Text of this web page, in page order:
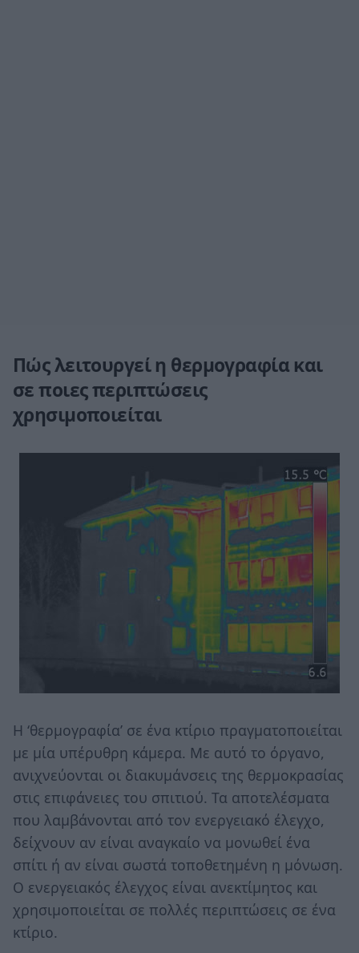
Πώς λειτουργεί η θερμογραφία και
σε ποιες περιπτώσεις
χρησιμοποιείται
Η ‘θερμογραφία’ σε ένα κτίριο πραγματοποιείται
με μία υπέρυθρη κάμερα. Με αυτό το όργανο,
ανιχνεύονται οι διακυμάνσεις της θερμοκρασίας
στις επιφάνειες του σπιτιού. Τα αποτελέσματα
που λαμβάνονται από τον ενεργειακό έλεγχο,
δείχνουν αν είναι αναγκαίο να μονωθεί ένα
σπίτι ή αν είναι σωστά τοποθετημένη η μόνωση.
Ο ενεργειακός έλεγχος είναι ανεκτίμητος και
χρησιμοποιείται σε πολλές περιπτώσεις σε ένα
κτίριο.